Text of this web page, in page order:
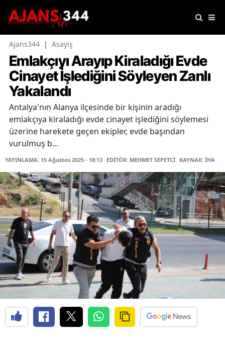
Ajans344 | Asayiş
Emlakçıyı Arayıp Kiraladığı Evde
Cinayet İşlediğini Söyleyen Zanlı
Yakalandı
Antalya'nın Alanya ilçesinde bir kişinin aradığı
emlakçıya kiraladığı evde cinayet işlediğini söylemesi
üzerine harekete geçen ekipler, evde başından
vurulmuş b...
YAYINLAMA: 15 Ağustos 2025 - 18:13 EDİTÖR: MEHMET SEPETCİ KAYNAK: İHA